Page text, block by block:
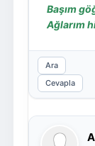
Başım
Ağlarım
Ara
Cevapla